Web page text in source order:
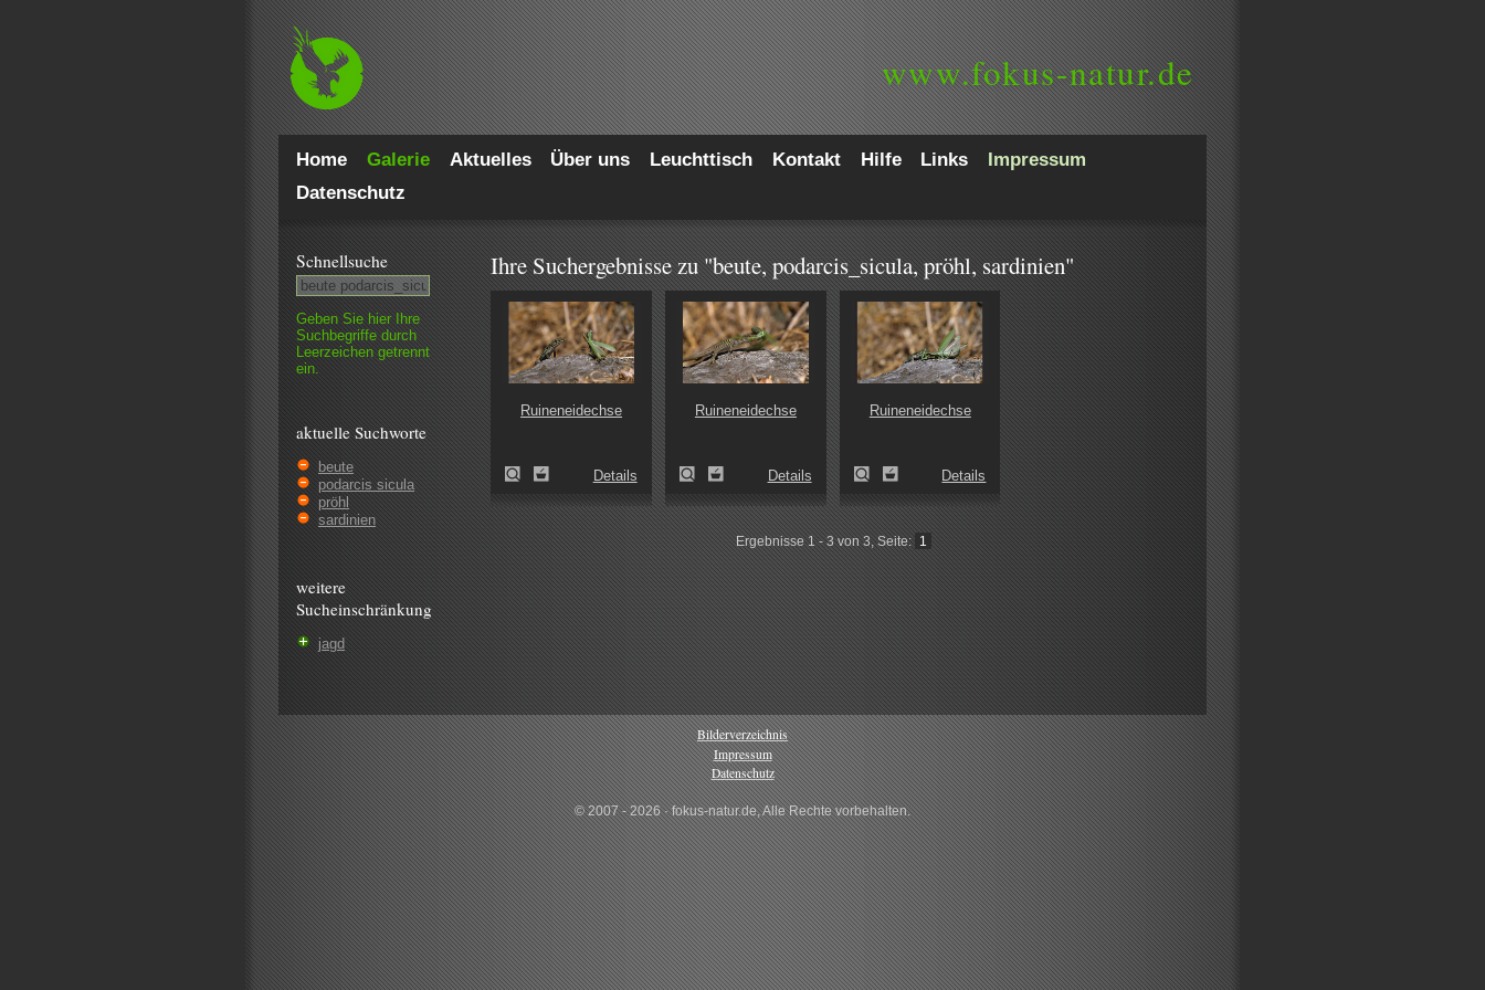
www.fokus-natur.de
Home Galerie Aktuelles Über uns Leuchttisch Kontakt Hilfe Links
Impressum
Datenschutz
Schnell­suche
Geben Sie hier Ihre
Such­begriffe durch
Leer­zeichen getrennt
ein.
aktuelle Suchworte
beute
podarcis sicula
pröhl
sardinien
weitere
Sucheinschränkung
jagd
Ihre Suchergebnisse zu "beute, podarcis_sicula, pröhl, sardinien"
Ruineneidechse
Details
Ruineneidechse
Details
Ruineneidechse
Details
Ergebnisse 1 - 3 von 3, Seite: 1
Bilderverzeichnis
Impressum
Datenschutz
© 2007 - 2026 · fokus-natur.de, Alle Rechte vorbehalten.